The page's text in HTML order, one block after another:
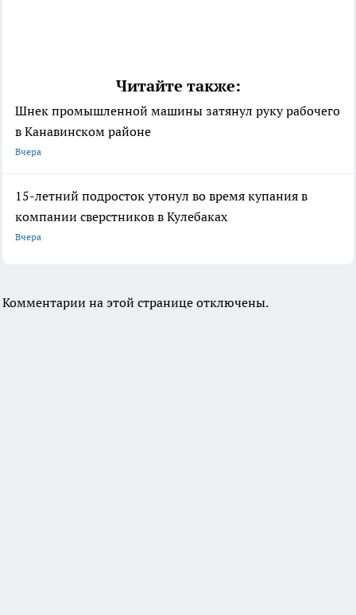
Читайте также:
Шнек промышленной машины затянул руку рабочего
в Канавинском районе
Вчера
15-летний подросток утонул во время купания в
компании сверстников в Кулебаках
Вчера
Комментарии на этой странице отключены.